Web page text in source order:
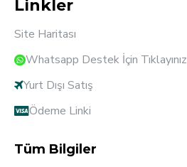
Linkler
Site Haritası
Whatsapp Destek İçin Tıklayınız
Yurt Dışı Satış
Ödeme Linki
Tüm Bilgiler